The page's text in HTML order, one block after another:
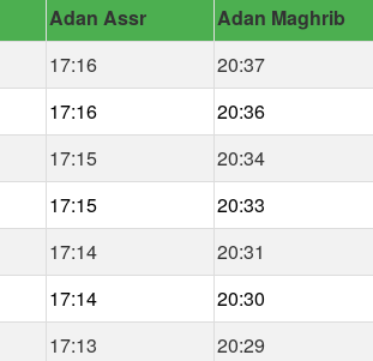
Adan Assr Adan Maghrib
17:16 20:37
17:16 20:36
17:15 20:34
17:15 20:33
17:14 20:31
17:14 20:30
17:13 20:29